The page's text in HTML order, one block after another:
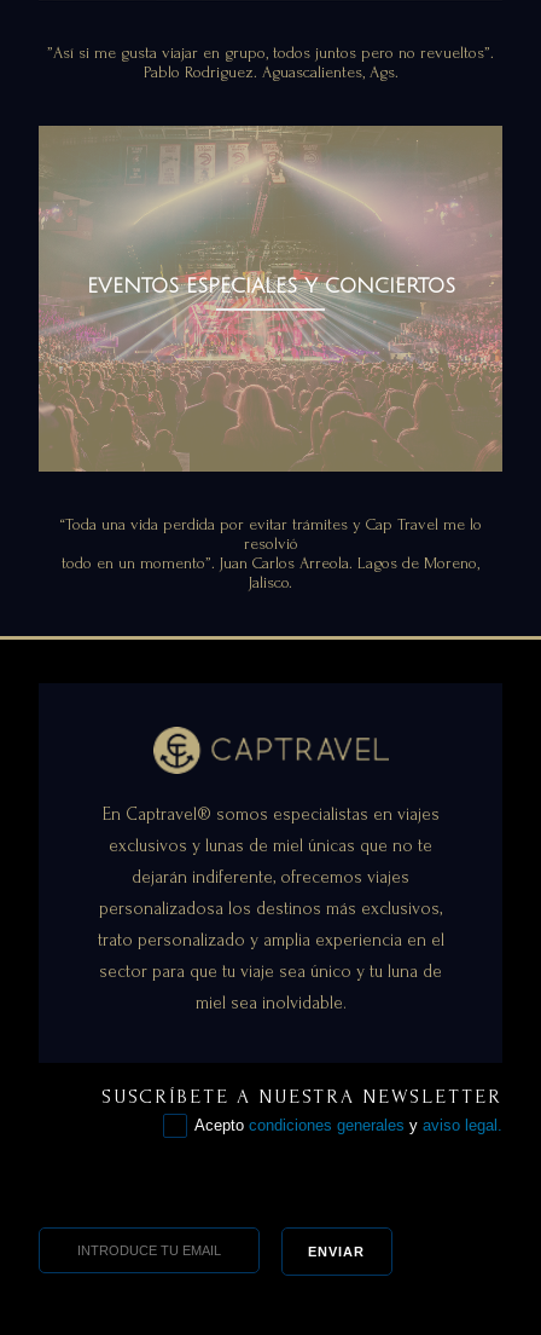
”Así si me gusta viajar en grupo, todos juntos pero no revueltos”.
Pablo Rodriguez. Aguascalientes, Ags.
EVENTOS ESPECIALES Y CONCIERTOS
“Toda una vida perdida por evitar trámites y Cap Travel me lo
resolvió
todo en un momento”. Juan Carlos Arreola. Lagos de Moreno,
Jalisco.
En Captravel® somos especialistas en viajes
exclusivos y lunas de miel únicas que no te
dejarán indiferente, ofrecemos viajes
personalizadosa los destinos más exclusivos,
trato personalizado y amplia experiencia en el
sector para que tu viaje sea único y tu luna de
miel sea inolvidable.
SUSCRÍBETE A NUESTRA NEWSLETTER
Acepto condiciones generales y aviso legal.